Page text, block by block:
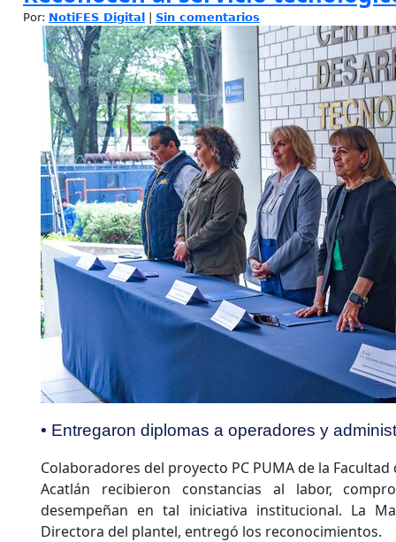
Por: NotiFES Digital | Sin comentarios
• Entregaron diplomas a operadores y
Colaboradores del proyecto PC PUMA de la Facultad
Acatlán recibieron constancias al labor,
desempeñan en tal iniciativa institucional. La
Directora del plantel, entregó los reconocimientos.